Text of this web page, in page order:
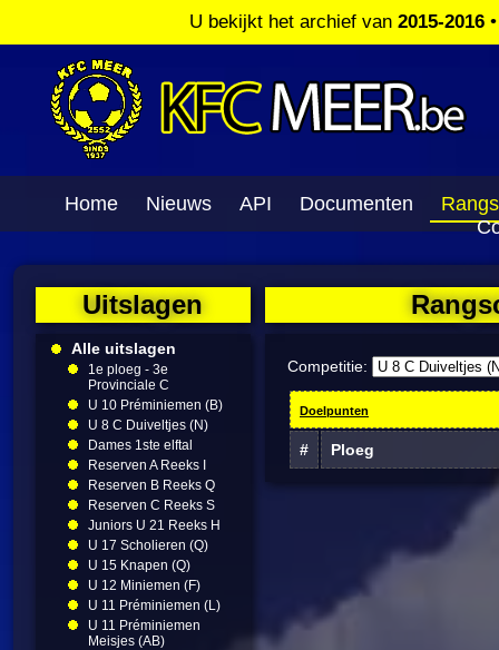
U bekijkt het archief van 2015-2016
Home Nieuws API Documenten
Uitslagen
Alle uitslagen
1e ploeg - 3e
Provinciale C
U 10 Préminiemen (B)
U 8 C Duiveltjes (N)
Dames 1ste elftal
Reserven A Reeks I
Reserven B Reeks Q
Reserven C Reeks S
Juniors U 21 Reeks H
U 17 Scholieren (Q)
U 15 Knapen (Q)
U 12 Miniemen (F)
U 11 Préminiemen (L)
U 11 Préminiemen
Meisjes (AB)
Competitie:
Doelpunten
# Ploeg